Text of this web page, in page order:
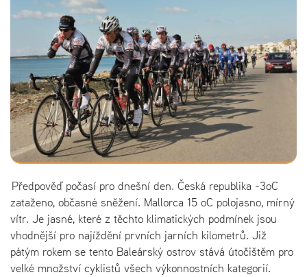
Předpověď počasí pro dnešní den. Česká republika -3oC
zataženo, občasné sněžení. Mallorca 15 oC polojasno, mírný
vítr. Je jasné, které z těchto klimatických podmínek jsou
vhodnější pro najíždění prvních jarních kilometrů. Již
pátým rokem se tento Baleárský ostrov stává útočištěm pro
velké množství cyklistů všech výkonnostních kategorií.